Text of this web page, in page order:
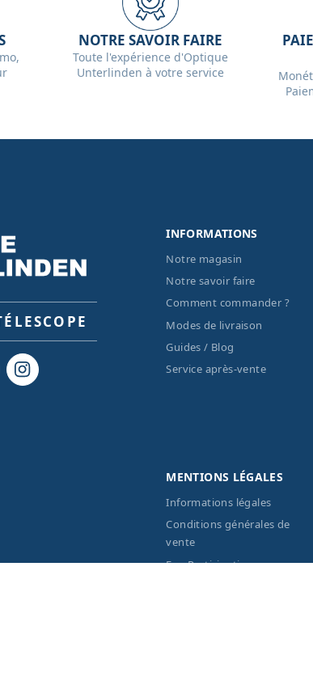
NOTRE SAVOIR FAIRE
Toute l'expérience d'Optique
Unterlinden à votre service
INFORMATIONS
Notre magasin
Notre savoir faire
Comment commander ?
Modes de livraison
Guides / Blog
Service après-vente
MENTIONS LÉGALES
Informations légales
Conditions générales de
vente
Eco-Participation